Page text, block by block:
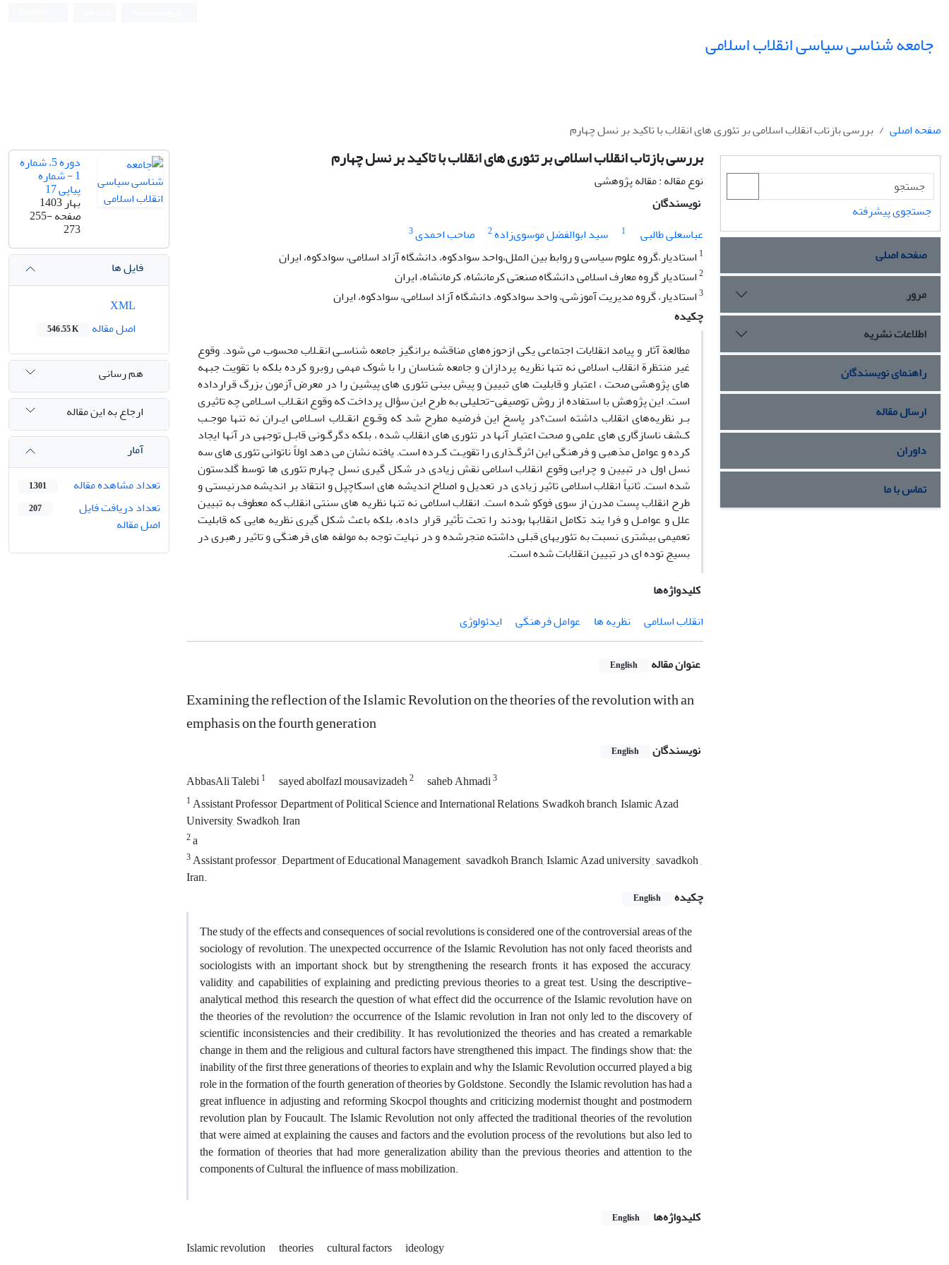
جامعه شناسی سیاسی انقلاب اسلامی
صفحه اصلی بررسی بازتاب انقلاب اسلامی بر تئوری های انقلاب با تاکید بر نسل چهارم
بررسی بازتاب انقلاب اسلامی بر تئوری های انقلاب با تاکید بر نسل چهارم
نوع مقاله : مقاله پژوهشی
نویسندگان
عباسعلی طالبی
1 سید ابوالفضل موسوی‌زاده2 صاحب احمدی3
1 استادیار،گروه علوم سیاسی و روابط بین الملل،واحد سوادکوه، دانشگاه آزاد اسلامی، سوادکوه، ایران
2استادیار گروه معارف اسلامی دانشگاه صنعتی کرمانشاه، کرمانشاه، ایران
3استادیار، گروه مدیریت آموزشی، واحد سوادکوه، دانشگاه آزاد اسلامی، سوادکوه، ایران
چکیده
مطالعة آثار و پیامد انقلابات اجتماعی یکی ازحوزه‌های مناقشه برانگیز جامعه شناسـی انقـلاب محسوب می شود. وقوع
غیر منتظرة انقلاب اسلامی نه تنها نظریه پردازان و جامعه شناسان را با شوک مهمی روبرو کرده بلکه با تقویت جبهه
های پژوهشی صحت ، اعتبار و قابلیت های تبیین و پیش بینی تئوری های پیشین را در معرض آزمون بزرگ قرارداده
است. این پژوهش با استفاده از روش توصیفی-تحلیلی به طرح این سؤال پرداخت که وقوع انقـلاب اسـلامی چه تاثیری
بـر نظریه‌های انقلاب داشته است؟در پاسخ این فرضیه مطرح شد که وقـوع انقـلاب اسـلامی ایـران نه تنها موجـب
کـشف ناسازگاری های علمی و صحت اعتبار آنها در تئوری های انقلاب شده ، بلکه دگرگـونی قابـل توجهی در آنها ایجاد
کرده و عوامل مذهبی و فرهنگی این اثرگـذاری را تقویـت کـرده است. یافته نشان می دهد اولاً ناتوانی تئوری های سه
نسل اول در تبیین و چرایی وقوع انقلاب اسلامی نقش زیادی در شکل گیری نسل چهارم تئوری ها توسط گلدستون
شده است. ثانیاً انقلاب اسلامی تاثیر زیادی در تعدیل و اصلاح اندیشه های اسکاچپل و انتقاد بر اندیشه مدرنیستی و
طرح انقلاب پست مدرن از سوی فوکو شده است. انقلاب اسلامی نه تنها نظریه های سنتی انقلاب که معطوف به تبیین
علل و عوامـل و فرا یند تکامل انقلابها بودند را تحت تأثیر قرار داده، بلکه باعث شکل گیری نظریه هایی که قابلیت
تعمیمی بیشتری نسبت به تئوریهای قبلی داشته منجرشده و در نهایت توجه به مولفه های فرهنگی و تاثیر رهبری در
بسیج توده ای در تبیین انقلابات شده است.
کلیدواژه‌ها
انقلاب اسلامی
نظریه ها عوامل فرهنگی ایدئولوژی
عنوان مقاله English
Examining the reflection of the Islamic Revolution on the theories of the revolution with an
emphasis on the fourth generation
نویسندگان English
AbbasAli Talebi1 sayed abolfazl mousavizadeh2 saheb Ahmadi3
1Assistant Professor, Department of Political Science and International Relations, Swadkoh branch, Islamic Azad
University, Swadkoh, Iran
2a
3Assistant professor , Department of Educational Management , savadkoh Branch, Islamic Azad university , savadkoh ,
Iran.
چکیده
English
The study of the effects and consequences of social revolutions is considered one of the controversial areas of the
sociology of revolution. The unexpected occurrence of the Islamic Revolution has not only faced theorists and
sociologists with an important shock, but by strengthening the research fronts, it has exposed the accuracy,
validity, and capabilities of explaining and predicting previous theories to a great test. Using the descriptive-
analytical method, this research the question of what effect did the occurrence of the Islamic revolution have on
the theories of the revolution? the occurrence of the Islamic revolution in Iran not only led to the discovery of
scientific inconsistencies and their credibility. It has revolutionized the theories and has created a remarkable
change in them and the religious and cultural factors have strengthened this impact. The findings show that: the
inability of the first three generations of theories to explain and why the Islamic Revolution occurred played a big
role in the formation of the fourth generation of theories by Goldstone. Secondly, the Islamic revolution has had a
great influence in adjusting and reforming Skocpol thoughts and criticizing modernist thought and postmodern
revolution plan by Foucault. The Islamic Revolution not only affected the traditional theories of the revolution
that were aimed at explaining the causes and factors and the evolution process of the revolutions, but also led to
the formation of theories that had more generalization ability than the previous theories and attention to the
components of Cultural, the influence of mass mobilization.
کلیدواژه‌ها English
Islamic revolution theories cultural factors ideology
دوره 5، شماره
1 - شماره
پیاپی 17
بهار 1403
صفحه255-
273
فایل ها
اصل مقاله
546.55 K
هم رسانی
ارجاع به این مقاله
آمار
تعداد مشاهده مقاله
1,301
تعداد دریافت فایل
اصل مقاله
207
جستجوی پیشرفته
صفحه اصلی
مرور
اطلاعات نشریه
راهنمای نویسندگان
ارسال مقاله
داوران
تماس با ما